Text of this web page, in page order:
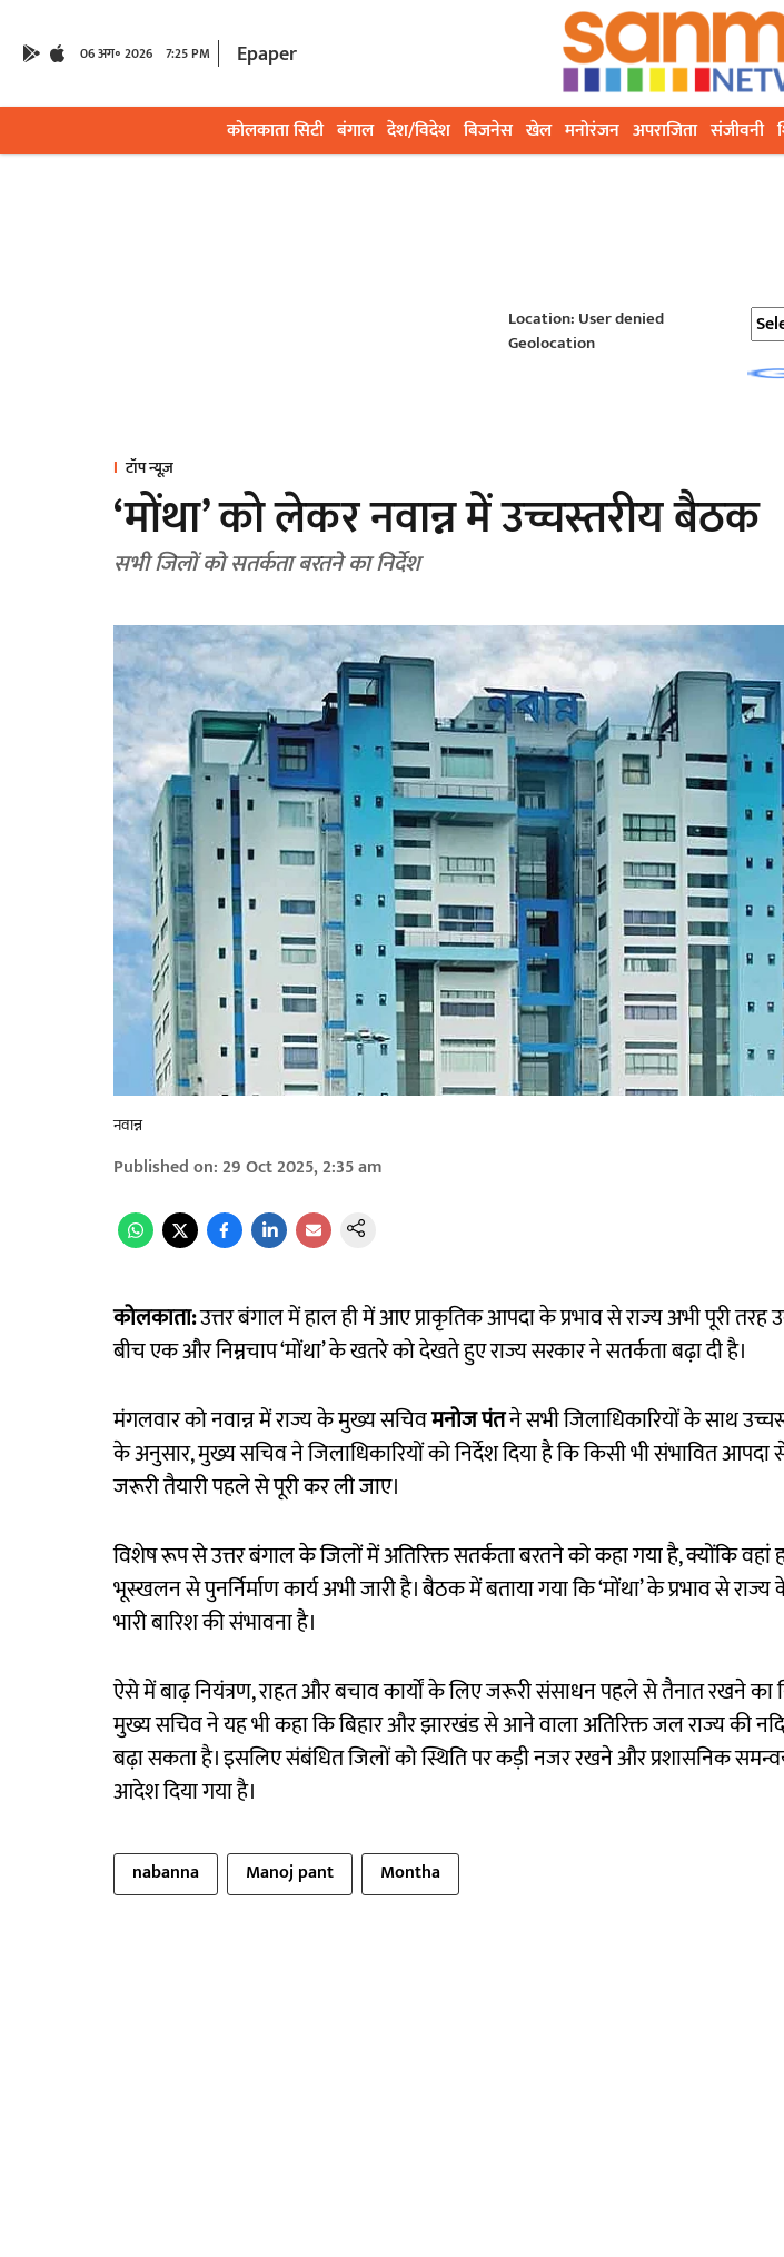
06 अग॰ 2026 7:25 PM Epaper
कोलकाता सिटी बंगाल देश/विदेश बिजनेस खेल मनोरंजन अपराजिता संजीवनी
Location: User denied
Geolocation
टॉप न्यूज़
‘मोंथा’ को लेकर नवान्न में उच्चस्तरीय बैठक
सभी जिलों को सतर्कता बरतने का निर्देश
नवान्न
Published on:29 Oct 2025, 2:35 am
कोलकाता:उत्तर बंगाल में हाल ही में आए प्राकृतिक आपदा के प्रभाव से राज्य अभी पूरी तरह
बीच एक और निम्नचाप ‘मोंथा’ के खतरे को देखते हुए राज्य सरकार ने सतर्कता बढ़ा दी है।
मंगलवार को नवान्न में राज्य के मुख्य सचिवमनोज पंतने सभी जिलाधिकारियों के साथ
के अनुसार, मुख्य सचिव ने जिलाधिकारियों को निर्देश दिया है कि किसी भी संभावित
जरूरी तैयारी पहले से पूरी कर ली जाए।
विशेष रूप से उत्तर बंगाल के जिलों में अतिरिक्त सतर्कता बरतने को कहा गया है, क्योंकि
भूस्खलन से पुनर्निर्माण कार्य अभी जारी है। बैठक में बताया गया कि ‘मोंथा’ के प्रभाव से
भारी बारिश की संभावना है।
ऐसे में बाढ़ नियंत्रण, राहत और बचाव कार्यों के लिए जरूरी संसाधन पहले से तैनात रखने का
मुख्य सचिव ने यह भी कहा कि बिहार और झारखंड से आने वाला अतिरिक्त जल राज्य की
बढ़ा सकता है। इसलिए संबंधित जिलों को स्थिति पर कड़ी नजर रखने और प्रशासनिक
आदेश दिया गया है।
nabanna Manoj pant Montha